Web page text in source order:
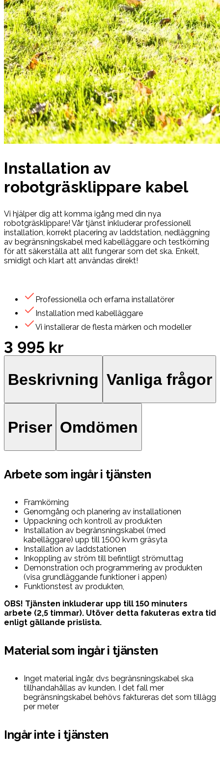
Installation av
robotgräsklippare kabel
Vi hjälper dig att komma igång med din nya
robotgräsklippare! Vår tjänst inkluderar professionell
installation, korrekt placering av laddstation, nedläggning
av begränsningskabel med kabelläggare och testkörning
för att säkerställa att allt fungerar som det ska. Enkelt,
smidigt och klart att användas direkt!
Professionella och erfarna installatörer
Installation med kabelläggare
Vi installerar de flesta märken och modeller
3 995 kr
Beskrivning Vanliga frågor
Priser Omdömen
Arbete som ingår i tjänsten
Framkörning
Genomgång och planering av installationen
Uppackning och kontroll av produkten
Installation av begränsningskabel (med
kabelläggare) upp till 1500 kvm gräsyta
Installation av laddstationen
Inkoppling av ström till befintligt strömuttag
Demonstration och programmering av produkten
(visa grundläggande funktioner i appen)
Funktionstest av produkten,
OBS! Tjänsten inkluderar upp till 150 minuters
arbete (2,5 timmar). Utöver detta fakuteras extra tid
enligt gällande prislista.
Material som ingår i tjänsten
Inget material ingår, dvs begränsningskabel ska
tillhandahållas av kunden. I det fall mer
begränsningskabel behövs faktureras det som tillägg
per meter
Ingår inte i tjänsten